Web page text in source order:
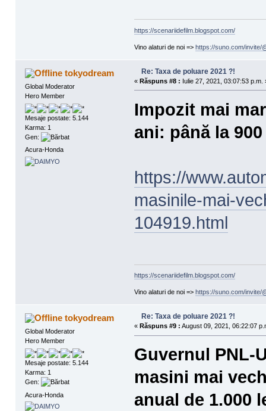
https://scenariidefilm.blogspot.com/
Vino alaturi de noi => https://suno.com/invite/
tokyodream
Global Moderator
Hero Member
Mesaje postate: 5.144
Karma: 1
Gen:
Acura-Honda
Re: Taxa de poluare 2021 ?!
« Răspuns #8 : Iulie 27, 2021, 03:07:53 p.m.
Impozit mai
ani: până la
https://
masinile-mai-
104919.html
https://scenariidefilm.blogspot.com/
Vino alaturi de noi => https://suno.com/invite/
tokyodream
Global Moderator
Hero Member
Mesaje postate: 5.144
Karma: 1
Gen:
Acura-Honda
Re: Taxa de poluare 2021 ?!
« Răspuns #9 : August 09, 2021, 06:22:07
Guvernul PNL-
masini mai
anual de 1.000